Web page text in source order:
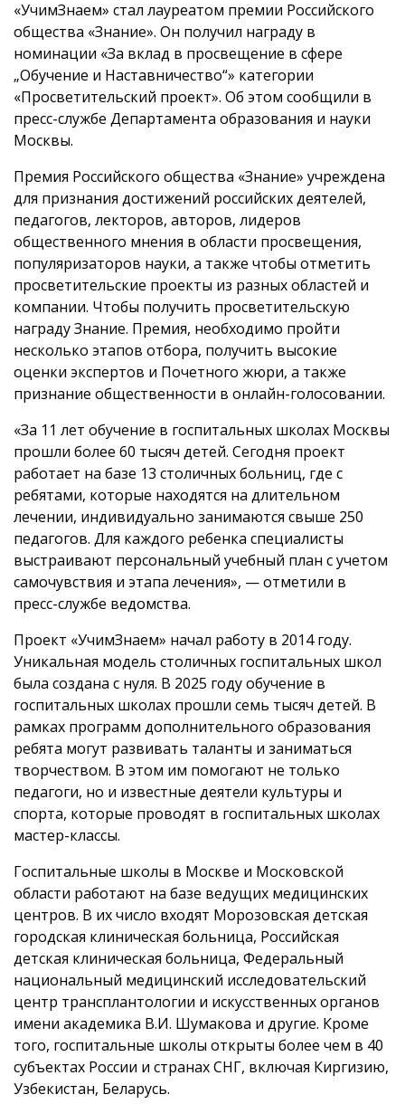
«УчимЗнаем» стал лауреатом премии Российского
общества «Знание». Он получил награду в
номинации «За вклад в просвещение в сфере
„Обучение и Наставничество“» категории
«Просветительский проект». Об этом сообщили в
пресс-службе Департамента образования и науки
Москвы.
Премия Российского общества «Знание» учреждена
для признания достижений российских деятелей,
педагогов, лекторов, авторов, лидеров
общественного мнения в области просвещения,
популяризаторов науки, а также чтобы отметить
просветительские проекты из разных областей и
компании. Чтобы получить просветительскую
награду Знание. Премия, необходимо пройти
несколько этапов отбора, получить высокие
оценки экспертов и Почетного жюри, а также
признание общественности в онлайн-голосовании.
«За 11 лет обучение в госпитальных школах Москвы
прошли более 60 тысяч детей. Сегодня проект
работает на базе 13 столичных больниц, где с
ребятами, которые находятся на длительном
лечении, индивидуально занимаются свыше 250
педагогов. Для каждого ребенка специалисты
выстраивают персональный учебный план с учетом
самочувствия и этапа лечения», — отметили в
пресс-службе ведомства.
Проект «УчимЗнаем» начал работу в 2014 году.
Уникальная модель столичных госпитальных школ
была создана с нуля. В 2025 году обучение в
госпитальных школах прошли семь тысяч детей. В
рамках программ дополнительного образования
ребята могут развивать таланты и заниматься
творчеством. В этом им помогают не только
педагоги, но и известные деятели культуры и
спорта, которые проводят в госпитальных школах
мастер-классы.
Госпитальные школы в Москве и Московской
области работают на базе ведущих медицинских
центров. В их число входят Морозовская детская
городская клиническая больница, Российская
детская клиническая больница, Федеральный
национальный медицинский исследовательский
центр трансплантологии и искусственных органов
имени академика В.И. Шумакова и другие. Кроме
того, госпитальные школы открыты более чем в 40
субъектах России и странах СНГ, включая Киргизию,
Узбекистан, Беларусь.